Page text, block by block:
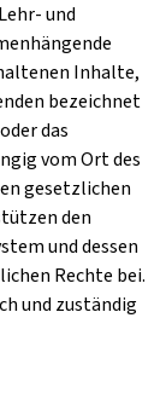
und
Inhalte,
bezeichnet
das
vom Ort des
gesetzlichen
den
und dessen
Rechte bei.
und zuständig